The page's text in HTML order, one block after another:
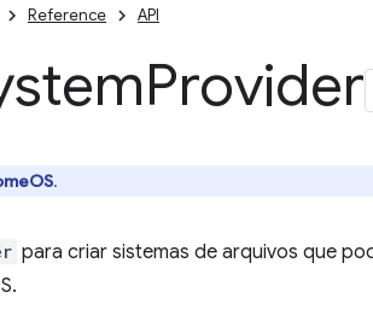
Reference API
Provider
.
para criar sistemas de arquivos que